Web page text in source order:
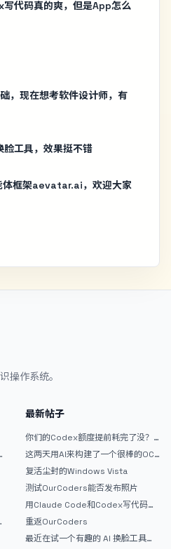
代码真的爽，但是App怎么
，现在想考软件设计师，有
脸工具，效果挺不错
框架aevatar.ai，欢迎大家
操作系统。
最新帖子
你们的Codex额度提前耗完了没？
戒断反应如何？
这两天用AI来构建了一个很棒的OC
论坛精华区
复活尘封的Windows Vista
测试OurCoders能否发布照片
用Claude Code和Codex写代码真
的爽，但是App怎么挣钱还是很难啊
重返OurCoders
最近在试一个有趣的 AI 换脸工具，